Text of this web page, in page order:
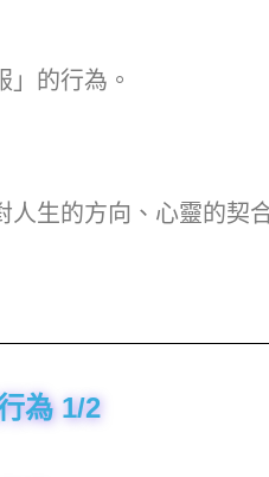
的行為。
人生的方向、心靈的
為 1/2